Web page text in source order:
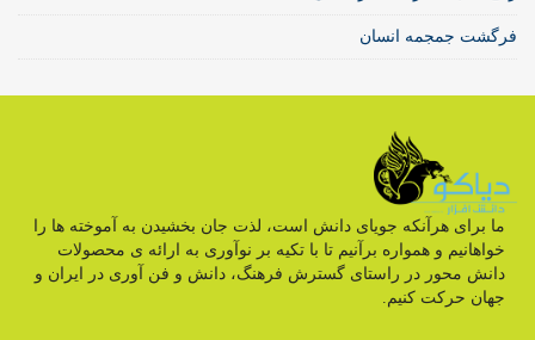
فرگشت جمجمه انسان
ما برای هرآنکه جویای دانش است، لذت جان بخشیدن به آموخته ها را
خواهانیم و همواره برآنیم تا با تکیه بر نوآوری به ارائه ی محصولات
دانش محور در راستای گسترش فرهنگ، دانش و فن آوری در ایران و
جهان حرکت کنیم.